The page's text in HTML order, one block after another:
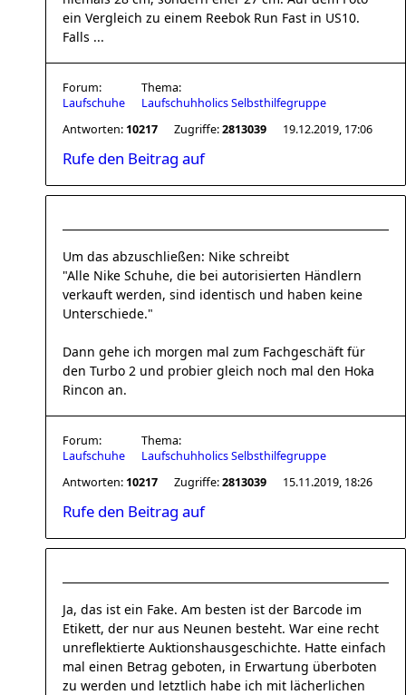
ein Vergleich zu einem Reebok Run Fast in US10.
Falls ...
Forum:
Laufschuhe
Thema:
Laufschuhholics Selbsthilfegruppe
Antworten: 10217 Zugriffe:2813039 19.12.2019, 17:06
Rufe den Beitrag auf
Um das abzuschließen: Nike schreibt
"Alle Nike Schuhe, die bei autorisierten Händlern
verkauft werden, sind identisch und haben keine
Unterschiede."
Dann gehe ich morgen mal zum Fachgeschäft für
den Turbo 2 und probier gleich noch mal den Hoka
Rincon an.
Forum:
Laufschuhe
Thema:
Laufschuhholics Selbsthilfegruppe
Antworten: 10217 Zugriffe:2813039 15.11.2019, 18:26
Rufe den Beitrag auf
Ja, das ist ein Fake. Am besten ist der Barcode im
Etikett, der nur aus Neunen besteht. War eine recht
unreflektierte Auktionshausgeschichte. Hatte einfach
mal einen Betrag geboten, in Erwartung überboten
zu werden und letztlich habe ich mit lächerlichen